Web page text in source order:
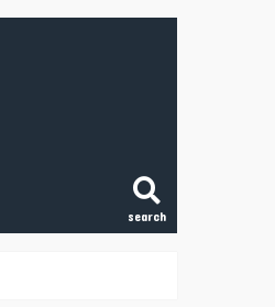
search